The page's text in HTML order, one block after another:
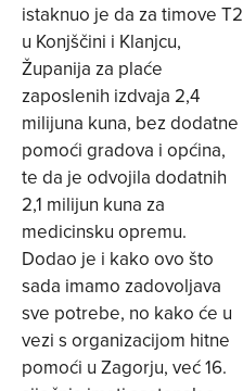
istaknuo je da za timove T2
u Konjščini i Klanjcu,
Županija za plaće
zaposlenih izdvaja 2,4
milijuna kuna, bez dodatne
pomoći gradova i općina,
te da je odvojila dodatnih
2,1 milijun kuna za
medicinsku opremu.
Dodao je i kako ovo što
sada imamo zadovoljava
sve potrebe, no kako će u
vezi s organizacijom hitne
pomoći u Zagorju, već 16.